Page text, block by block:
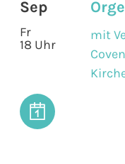
Sep
Fr
18 Uhr
mit